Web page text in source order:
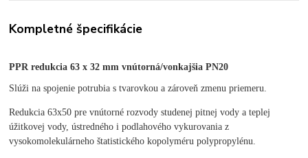
Kompletné špecifikácie
PPR redukcia 63 x 32 mm vnútorná/vonkajšia PN20
Slúži na spojenie potrubia s tvarovkou a zároveň zmenu priemeru.
Redukcia 63x50 pre vnútorné rozvody studenej pitnej vody a teplej
úžitkovej vody, ústredného i podlahového vykurovania z
vysokomolekulárneho štatistického kopolyméru polypropylénu.